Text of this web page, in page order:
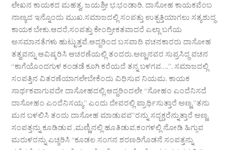
ಲೇಖನ ಕಾಯಕದ ಮಹತ್ವ. ಜಯಶ್ರೀ ಭ.ಭಂಡಾರಿ. ದಾಸೋಹ ಕಾಯಕವೆಂಬ
ನಾಣ್ಯದ ಇನ್ನೊಂದು ಮುಖ.ಸಮಾಜದಲ್ಲಿ ಸಂಪತ್ತು ಉತ್ಪತ್ತಿಯಾಗಲು ಸತ್ಯಶುದ್ಧ
ಕಾಯಕ ಬೇಕು.ಆದರೆ,ಸಂಪತ್ತು ಕೇಂದ್ರೀಕತವಾದರೆ ಎಲ್ಲಾ ಬಗೆಯ
ಅಸಮಾನತೆಗಳು ಹುಟ್ಟುತ್ತವೆ.ಆದ್ದರಿಂದ ಬಸವಾದಿ ವಚನಕಾರರು ದಾಸೋಹ
ತತ್ವವನ್ನು ಆವಿಷ್ಕರಿಸಿ ಆಚರಣೆಯಲ್ಲಿ ತಂದರು.ಅಣ್ಣನವರ ಸುಪ್ರಸಿದ್ಧ ವಚನ
“ಕಾಗೆಯೊಂದಗುಳ ಕಂಡಡೆ ಕೂಗಿ ಕರೆಯದೆ ತನ್ನ ಬಳಗವ….”. ಸಮಾಜದಲ್ಲಿ
ಸಂಪತ್ತಿನ ವಿತರಣೆಯಾಗಲೇಬೇಕೆಂದು ವಿಧಿಸುವ ನಿಯಮ. ಕಾಯಕ
ಸಾರ್ಥಕವಾಗುವದೇ ದಾಸೋಹದಲ್ಲಿ.ಆದ್ದರಿಂದಲೇ “ಸೋಹಂ ಎಂದೆನಿಸದೆ
ದಾಸೋಹಂ ಎಂದೆನಿಸಯ್ಯ” ಎಂದು ದೇವರಲ್ಲಿ ಪ್ರಾರ್ಥಿಸುತ್ತಾರೆ ಅಣ್ಣ.”ತನು
ಮನ ಬಳಲಿಸಿ ತಂದು ದಾಸೋಹ ಮಾಡುವವ”ರನ್ನು ಸದ್ಭಕ್ತರೆನ್ನುತ್ತಾರೆ ಅಣ್ಣ.
ಸಂಪತ್ತನ್ನು ಕೂಡಿಡುವ ,ಮಣ್ಣಿನಲ್ಲಿ ಹೂತಿಡುವ,ಕಂಗಳಲ್ಲಿ ನೋಡಿ ಹಿಗ್ಗುವ
ಮರುಳರನ್ನು ಎಚ್ಚರಿಸಿ “ಕೂಡಲ ಸಂಗನ ಶರಣರಿಗೊಡನೆ ಸಂಪತ್ತನ್ನು